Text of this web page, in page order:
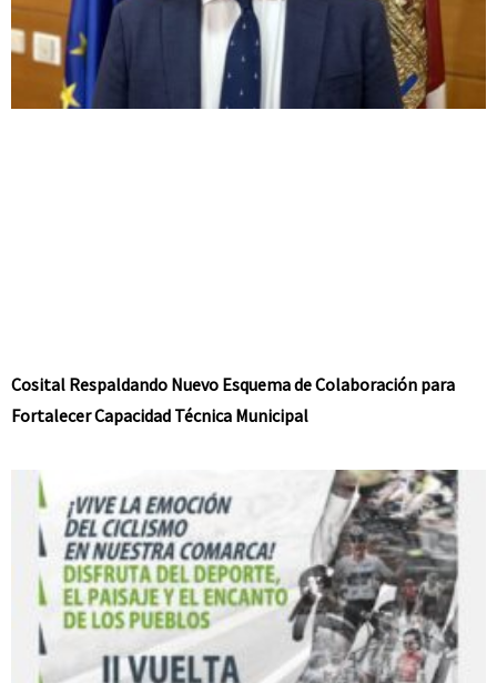
Cosital Respaldando Nuevo Esquema de Colaboración para
Fortalecer Capacidad Técnica Municipal